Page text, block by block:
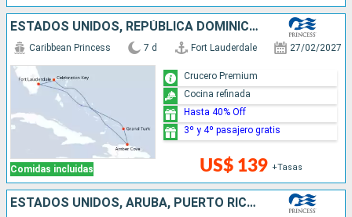
ESTADOS UNIDOS, REPÚBLICA DOMINICANA, BAHAMAS
Comidas incluidas
Caribbean Princess 7 d Fort Lauderdale 27/02/2027
US$ 139 +Tasas
Crucero Premium
Cocina refinada
Hasta 40% Off
3º y 4º pasajero gratis
ESTADOS UNIDOS, ARUBA, PUERTO RICO, REPÚBLICA DOMINICANA